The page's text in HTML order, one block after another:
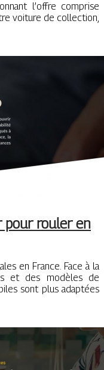
l’offre comprise
voiture de collection,
pour rouler en
en France. Face à la
et des modèles de
sont plus adaptées